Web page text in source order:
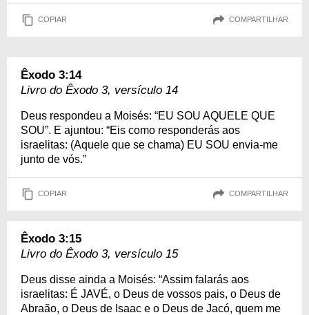
COPIAR COMPARTILHAR
Êxodo 3:14
Livro do Êxodo 3, versículo 14
Deus respondeu a Moisés: “EU SOU AQUELE QUE
SOU”. E ajuntou: “Eis como responderás aos
israelitas: (Aquele que se chama) EU SOU envia-me
junto de vós.”
COPIAR COMPARTILHAR
Êxodo 3:15
Livro do Êxodo 3, versículo 15
Deus disse ainda a Moisés: “Assim falarás aos
israelitas: É JAVÉ, o Deus de vossos pais, o Deus de
Abraão, o Deus de Isaac e o Deus de Jacó, quem me